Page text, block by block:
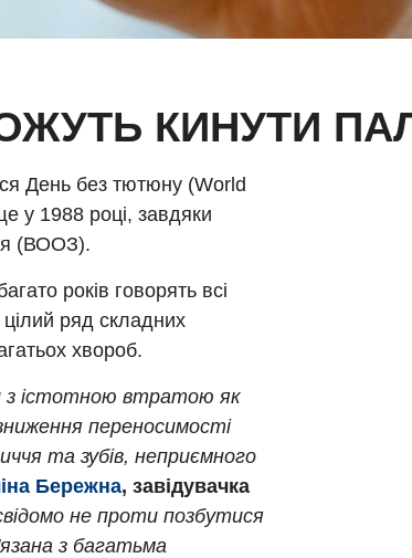
КИНУТИ
День без тютюну (World
у 1988 році, завдяки
(ВООЗ).
років говорять всі
ряд складних
хвороб.
з істотною втратою як
переносимості
та зубів, неприємного
Бережна, завідувачка
не проти позбутися
з багатьма